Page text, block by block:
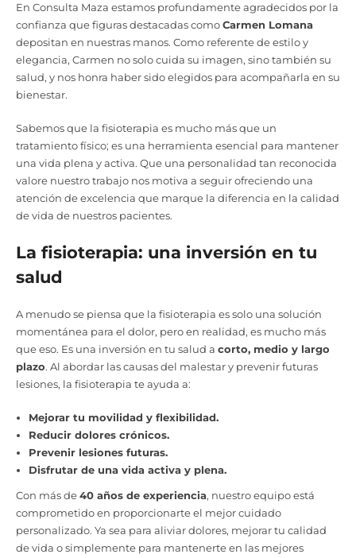
En Consulta Maza estamos profundamente agradecidos por la
confianza que figuras destacadas comoCarmen Lomana
depositan en nuestras manos. Como referente de estilo y
elegancia, Carmen no solo cuida su imagen, sino también su
salud, y nos honra haber sido elegidos para acompañarla en su
bienestar.
Sabemos que la fisioterapia es mucho más que un
tratamiento físico; es una herramienta esencial para mantener
una vida plena y activa. Que una personalidad tan reconocida
valore nuestro trabajo nos motiva a seguir ofreciendo una
atención de excelencia que marque la diferencia en la calidad
de vida de nuestros pacientes.
La fisioterapia: una inversión en tu
salud
A menudo se piensa que la fisioterapia es solo una solución
momentánea para el dolor, pero en realidad, es mucho más
que eso. Es una inversión en tu salud a corto, medio y largo
plazo. Al abordar las causas del malestar y prevenir futuras
lesiones, la fisioterapia te ayuda a:
Mejorar tu movilidad y flexibilidad.
Reducir dolores crónicos.
Prevenir lesiones futuras.
Disfrutar de una vida activa y plena.
Con más de40 años de experiencia, nuestro equipo está
comprometido en proporcionarte el mejor cuidado
personalizado. Ya sea para aliviar dolores, mejorar tu calidad
de vida o simplemente para mantenerte en las mejores